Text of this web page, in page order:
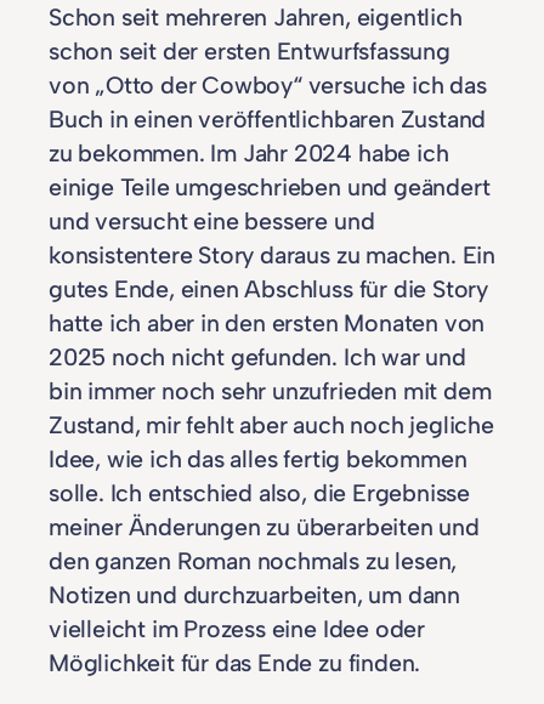
Schon seit mehreren Jahren, eigentlich
schon seit der ersten Entwurfsfassung
von „Otto der Cowboy“ versuche ich das
Buch in einen veröffentlichbaren Zustand
zu bekommen. Im Jahr 2024 habe ich
einige Teile umgeschrieben und geändert
und versucht eine bessere und
konsistentere Story daraus zu machen. Ein
gutes Ende, einen Abschluss für die Story
hatte ich aber in den ersten Monaten von
2025 noch nicht gefunden. Ich war und
bin immer noch sehr unzufrieden mit dem
Zustand, mir fehlt aber auch noch jegliche
Idee, wie ich das alles fertig bekommen
solle. Ich entschied also, die Ergebnisse
meiner Änderungen zu überarbeiten und
den ganzen Roman nochmals zu lesen,
Notizen und durchzuarbeiten, um dann
vielleicht im Prozess eine Idee oder
Möglichkeit für das Ende zu finden.